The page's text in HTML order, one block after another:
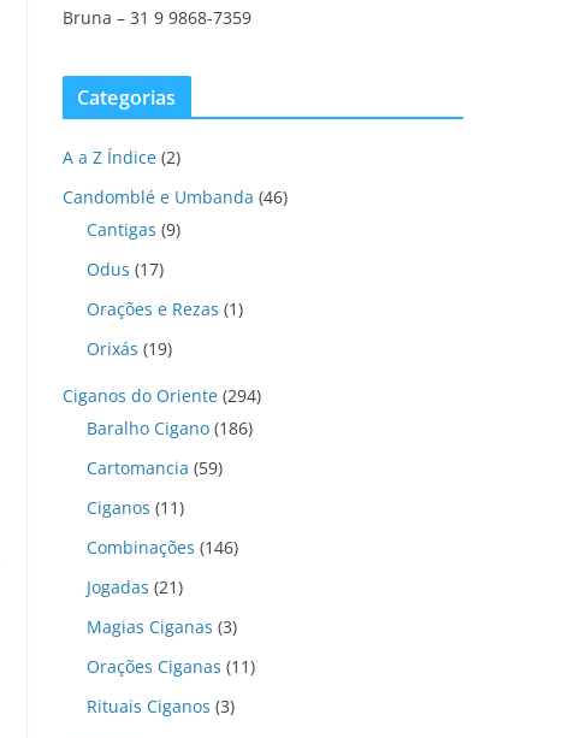
Bruna – 31 9 9868-7359
Categorias
A a Z Índice (2)
Candomblé e Umbanda (46)
Cantigas (9)
Odus (17)
Orações e Rezas (1)
Orixás (19)
Ciganos do Oriente (294)
Baralho Cigano (186)
Cartomancia (59)
Ciganos (11)
Combinações (146)
Jogadas (21)
Magias Ciganas (3)
Orações Ciganas (11)
Rituais Ciganos (3)